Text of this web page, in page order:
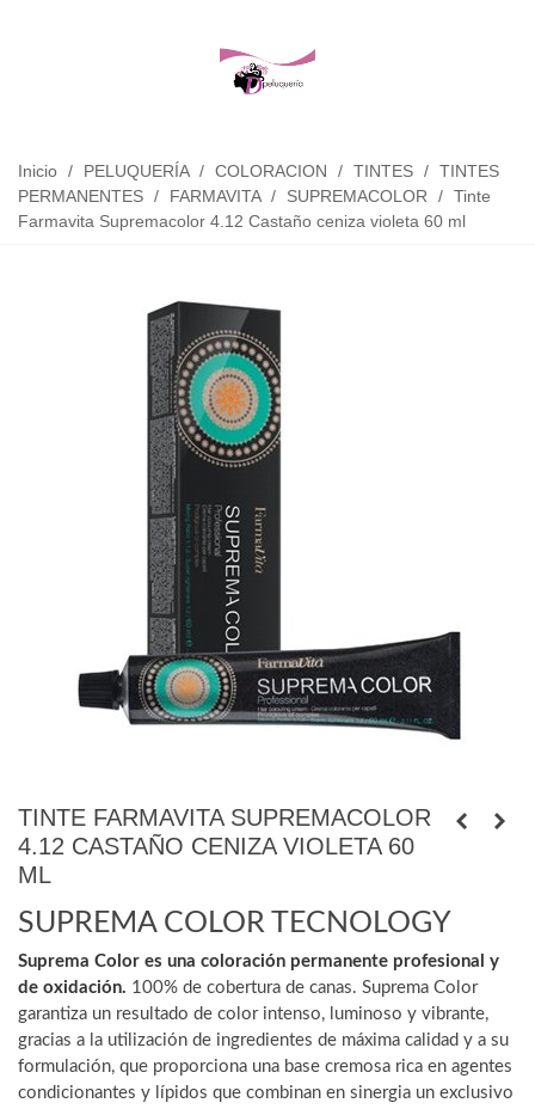
Inicio / PELUQUERÍA / COLORACION / TINTES / TINTES
PERMANENTES / FARMAVITA / SUPREMACOLOR / Tinte
Farmavita Supremacolor 4.12 Castaño ceniza violeta 60 ml
TINTE FARMAVITA SUPREMACOLOR
4.12 CASTAÑO CENIZA VIOLETA 60
ML
SUPREMA COLOR TECNOLOGY
Suprema Color es una coloración permanente profesional y
de oxidación. 100% de cobertura de canas. Suprema Color
garantiza un resultado de color intenso, luminoso y vibrante,
gracias a la utilización de ingredientes de máxima calidad y a su
formulación, que proporciona una base cremosa rica en agentes
condicionantes y lípidos que combinan en sinergia un exclusivo